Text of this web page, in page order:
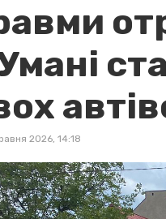
2026, 14:18